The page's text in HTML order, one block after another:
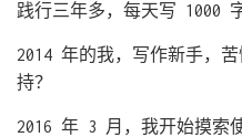
践行三年多，每天写 1000
2014 年的我，写作新手，
持？
2016 年 3 月，我开始摸索